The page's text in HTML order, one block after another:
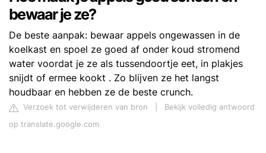
bewaar je ze?
De beste aanpak: bewaar appels ongewassen in de
koelkast en spoel ze goed af onder koud stromend
water voordat je ze als tussendoortje eet, in plakjes
snijdt of ermee kookt . Zo blijven ze het langst
houdbaar en hebben ze de beste crunch.
Verzoek tot verwijderen van bron
Bekijk volledig antwoord
op translate.google.com